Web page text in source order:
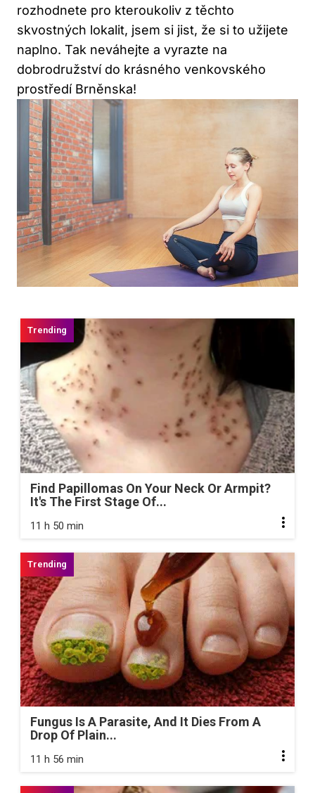
rozhodnete pro kteroukoliv z těchto
skvostných lokalit, jsem si jist, že si to užijete
naplno. Tak neváhejte a vyrazte na
dobrodružství do krásného venkovského
prostředí Brněnska!
Find Papillomas On Your Neck Or Armpit?
It's The First Stage Of...
11 h 50 min
Fungus Is A Parasite, And It Dies From A
Drop Of Plain...
11 h 56 min